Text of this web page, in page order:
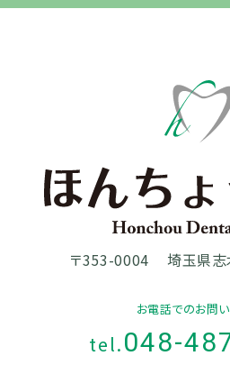
〒353-0004 埼玉県
お電話でのお問
tel.048-